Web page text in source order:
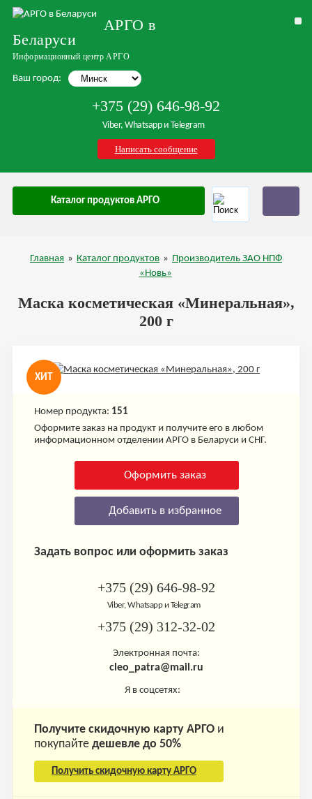
АРГО в
Беларуси
Информационный центр АРГО
Ваш город:
+375 (29) 646-98-92
Viber, Whatsapp и Telegram
Написать сообщение
Каталог продуктов АРГО
Главная » Каталог продуктов » Производитель ЗАО НПФ
«Новь»
Маска косметическая «Минеральная»,
200 г
ХИТ
Номер продукта: 151
Оформите заказ на продукт и получите его в любом
информационном отделении АРГО в Беларуси и СНГ.
Оформить заказ
Добавить в избранное
Задать вопрос или оформить заказ
+375 (29) 646-98-92
Viber, Whatsapp и Telegram
+375 (29) 312-32-02
Электронная почта:
cleo_patra@mail.ru
Я в соцсетях:
Получите скидочную карту АРГОи
покупайте дешевле до 50%
Получить скидочную карту АРГО